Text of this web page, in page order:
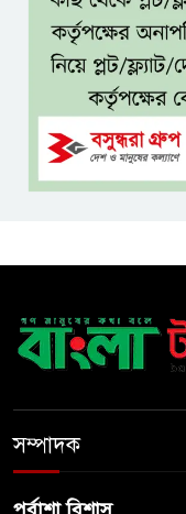
রহমান
সম্পাদক